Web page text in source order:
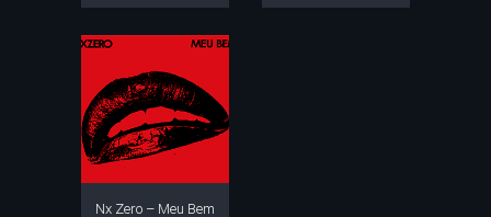
Nx Zero – Meu Bem